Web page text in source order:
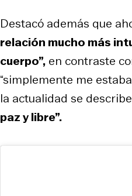
Destacó además que
relación mucho más
cuerpo”, en contraste
“simplemente me
la actualidad se
paz y libre”.